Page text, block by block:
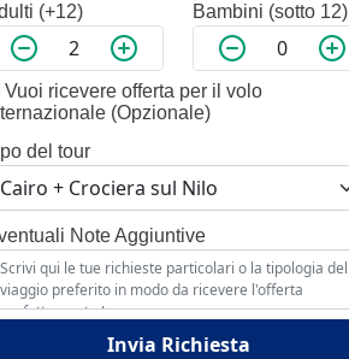
(+12) Bambini (sotto 12)
Vuoi ricevere offerta per il volo
(Opzionale)
del tour
Note Aggiuntive
Invia Richiesta